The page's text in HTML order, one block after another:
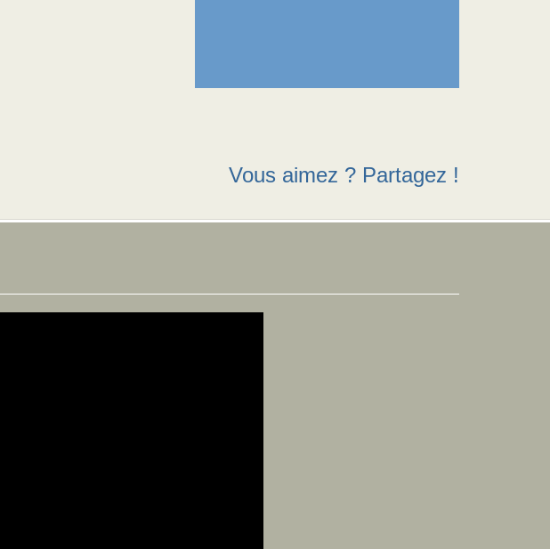
Vous aimez ? Partagez !